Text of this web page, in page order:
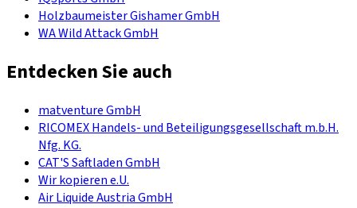
Holzbaumeister Gishamer GmbH
WA Wild Attack GmbH
Entdecken Sie auch
matventure GmbH
RICOMEX Handels- und Beteiligungsgesellschaft m.b.H.
Nfg. KG.
CAT'S Saftladen GmbH
Wir kopieren e.U.
Air Liquide Austria GmbH